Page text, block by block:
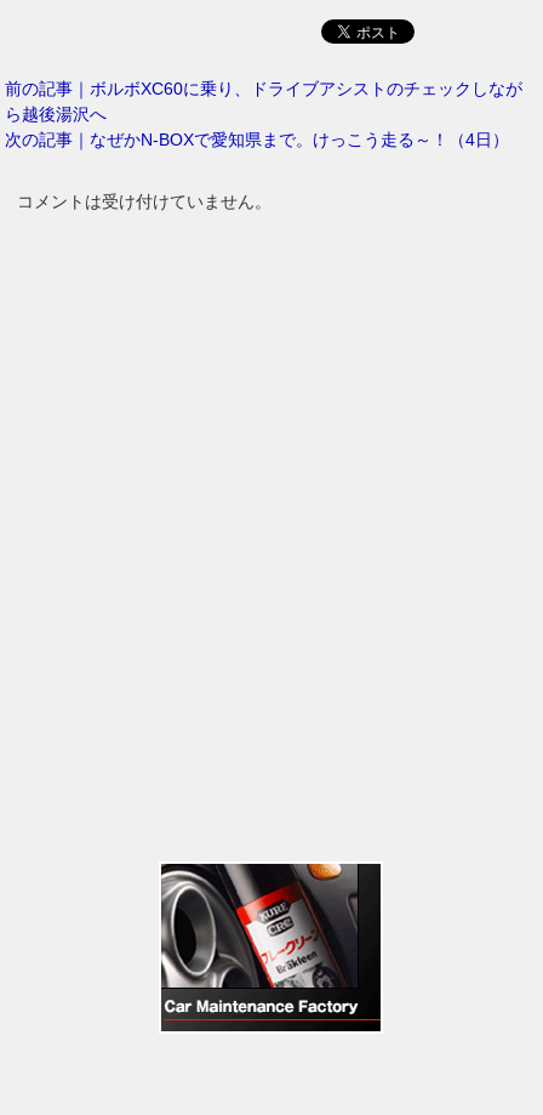
前の記事｜ボルボXC60に乗り、ドライブアシストのチェックしなが
ら越後湯沢へ
次の記事｜なぜかN-BOXで愛知県まで。けっこう走る～！（4日）
コメントは受け付けていません。